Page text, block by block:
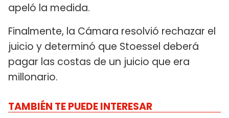
apeló la medida.
Finalmente, la Cámara resolvió rechazar el
juicio y determinó que Stoessel deberá
pagar las costas de un juicio que era
millonario.
TAMBIÉN TE PUEDE INTERESAR